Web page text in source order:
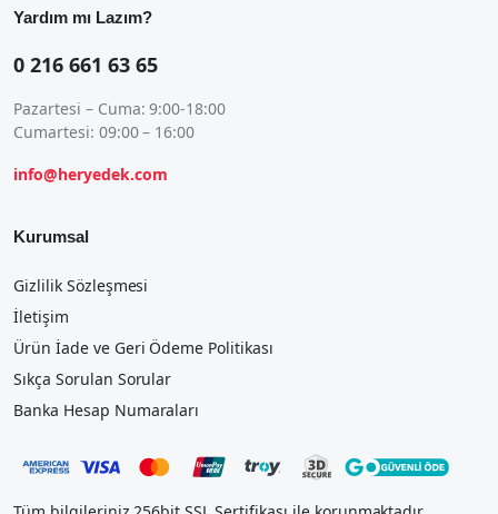
Yardım mı Lazım?
0 216 661 63 65
Pazartesi – Cuma: 9:00-18:00
Cumartesi: 09:00 – 16:00
info@heryedek.com
Kurumsal
Gizlilik Sözleşmesi
İletişim
Ürün İade ve Geri Ödeme Politikası
Sıkça Sorulan Sorular
Banka Hesap Numaraları